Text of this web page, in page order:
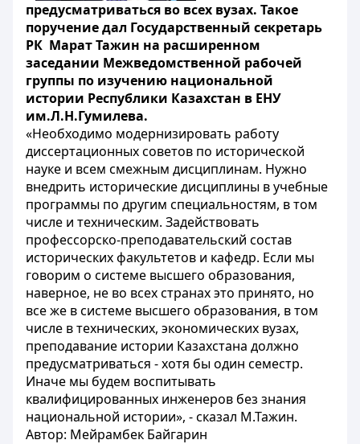
предусматриваться во всех вузах. Такое
поручение дал Государственный секретарь
РК Марат Тажин на расширенном
заседании Межведомственной рабочей
группы по изучению национальной
истории Республики Казахстан в ЕНУ
им.Л.Н.Гумилева.
«Необходимо модернизировать работу
диссертационных советов по исторической
науке и всем смежным дисциплинам. Нужно
внедрить исторические дисциплины в учебные
программы по другим специальностям, в том
числе и техническим. Задействовать
профессорско-преподавательский состав
исторических факультетов и кафедр. Если мы
говорим о системе высшего образования,
наверное, не во всех странах это принято, но
все же в системе высшего образования, в том
числе в технических, экономических вузах,
преподавание истории Казахстана должно
предусматриваться - хотя бы один семестр.
Иначе мы будем воспитывать
квалифицированных инженеров без знания
национальной истории», - сказал М.Тажин.
Автор: Мейрамбек Байгарин